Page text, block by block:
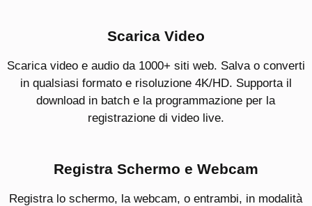
Scarica Video
Scarica video e audio da 1000+ siti web. Salva o converti
in qualsiasi formato e risoluzione 4K/HD. Supporta il
download in batch e la programmazione per la
registrazione di video live.
Registra Schermo e Webcam
Registra lo schermo, la webcam, o entrambi, in modalità